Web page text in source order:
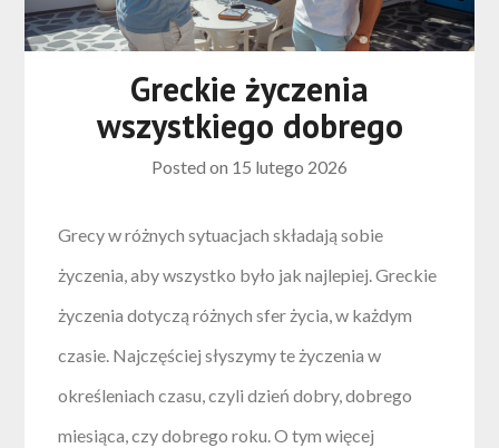
Greckie życzenia
wszystkiego dobrego
Posted on 15 lutego 2026
Grecy w różnych sytuacjach składają sobie
życzenia, aby wszystko było jak najlepiej. Greckie
życzenia dotyczą różnych sfer życia, w każdym
czasie. Najczęściej słyszymy te życzenia w
określeniach czasu, czyli dzień dobry, dobrego
miesiąca, czy dobrego roku. O tym więcej